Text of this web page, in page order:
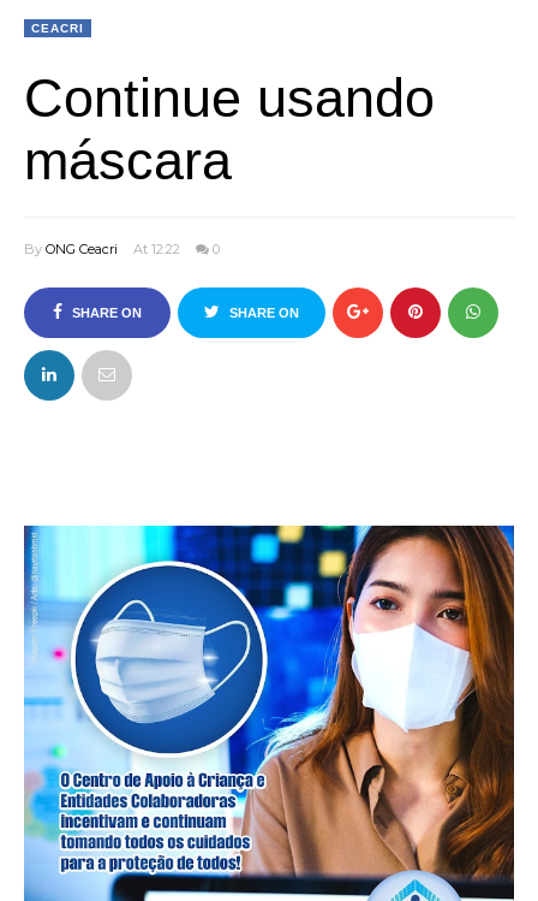
CEACRI
Continue usando
máscara
By ONG Ceacri At 12:22 0
SHARE ON
FACEBOOK
SHARE ON